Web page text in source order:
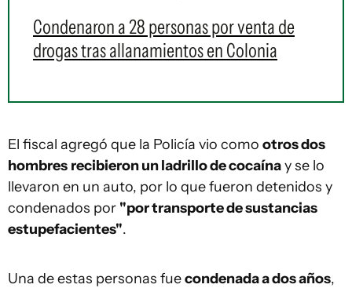
Condenaron a 28 personas por venta de
drogas tras allanamientos en Colonia
El fiscal agregó que la Policía vio como otros dos
hombres recibieron un ladrillo de cocaínay se lo
llevaron en un auto, por lo que fueron detenidos y
condenados por "por transporte de sustancias
estupefacientes".
Una de estas personas fuecondenada a dos años,